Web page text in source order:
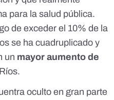
para la salud pública.
de exceder el 10% de la
se ha cuadruplicado y
un mayor aumento de
oculto en gran parte